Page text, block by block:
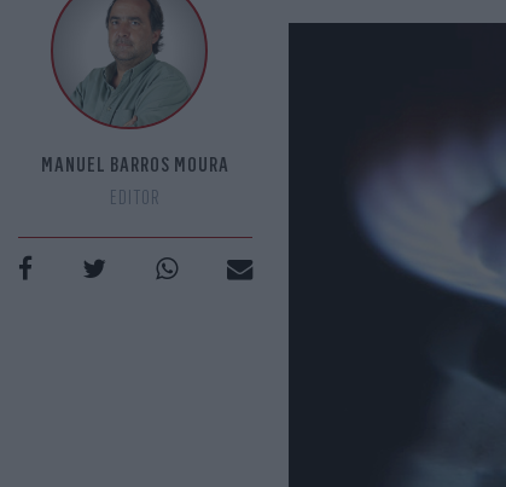
MANUEL BARROS MOURA
EDITOR